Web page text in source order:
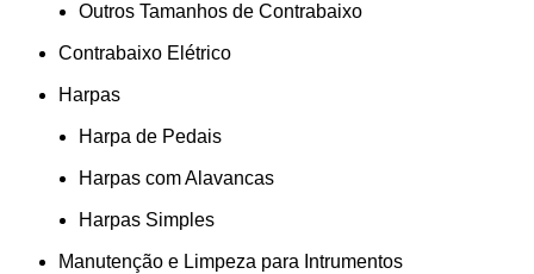
Outros Tamanhos de Contrabaixo
Contrabaixo Elétrico
Harpas
Harpa de Pedais
Harpas com Alavancas
Harpas Simples
Manutenção e Limpeza para Intrumentos